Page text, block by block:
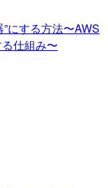
にする方法〜AWS
仕組み〜